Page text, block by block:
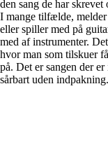
den sang de har
I mange tilfælde,
eller spiller med på
med af instrumenter.
hvor man som tilskuer
på. Det er sangen der
sårbart uden indpakning.